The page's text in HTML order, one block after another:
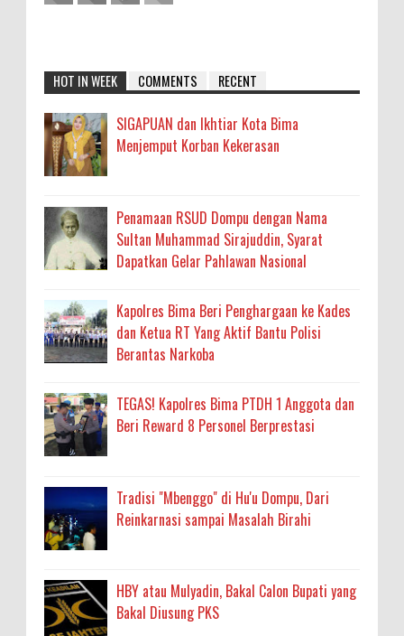
HOT IN WEEK COMMENTS RECENT
SIGAPUAN dan Ikhtiar Kota Bima
Menjemput Korban Kekerasan
Penamaan RSUD Dompu dengan Nama
Sultan Muhammad Sirajuddin, Syarat
Dapatkan Gelar Pahlawan Nasional
Kapolres Bima Beri Penghargaan ke Kades
dan Ketua RT Yang Aktif Bantu Polisi
Berantas Narkoba
TEGAS! Kapolres Bima PTDH 1 Anggota dan
Beri Reward 8 Personel Berprestasi
Tradisi "Mbenggo" di Hu'u Dompu, Dari
Reinkarnasi sampai Masalah Birahi
HBY atau Mulyadin, Bakal Calon Bupati yang
Bakal Diusung PKS